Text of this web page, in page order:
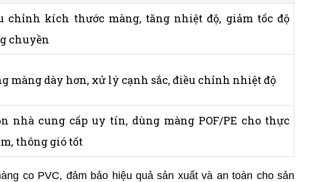
chỉnh kích thước màng, tăng nhiệt độ, giảm tốc độ
chuyền
màng dày hơn, xử lý cạnh sắc, điều chỉnh nhiệt độ
nhà cung cấp uy tín, dùng màng POF/PE cho thực
thông gió tốt
co PVC, đảm bảo hiệu quả sản xuất và an toàn cho sản